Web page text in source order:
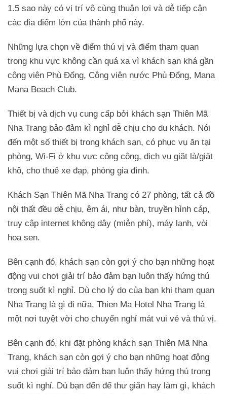
1.5 sao này có vị trí vô cùng thuận lợi và dễ tiếp cận
các địa điểm lớn của thành phố này.
Những lựa chọn về điểm thú vị và điểm tham quan
trong khu vực không cần quá xa vì khách sạn khá gần
công viên Phù Đổng, Công viên nước Phù Đổng, Mana
Mana Beach Club.
Thiết bị và dịch vụ cung cấp bởi khách sạn Thiên Mã
Nha Trang bảo đảm kì nghỉ dễ chịu cho du khách. Nói
đến một số thiết bị trong khách sạn, có phục vụ ăn tại
phòng, Wi-Fi ở khu vực công cộng, dịch vụ giặt là/giặt
khô, cho thuê xe đạp, phòng gia đình.
Khách Sạn Thiên Mã Nha Trang có 27 phòng, tất cả đồ
nội thất đều dễ chịu, êm ái, như bàn, truyền hình cáp,
truy cập internet không dây (miễn phí), máy lạnh, vòi
hoa sen.
Bên cạnh đó, khách sạn còn gợi ý cho bạn những hoạt
động vui chơi giải trí bảo đảm bạn luôn thấy hứng thú
trong suốt kì nghỉ. Dù cho lý do của bạn khi tham quan
Nha Trang là gì đi nữa, Thien Ma Hotel Nha Trang là
một nơi tuyệt vời cho chuyến nghỉ mát vui vẻ và thú vị.
Bên cạnh đó, khi đặt phòng khách sạn Thiên Mã Nha
Trang, khách sạn còn gợi ý cho bạn những hoạt động
vui chơi giải trí bảo đảm bạn luôn thấy hứng thú trong
suốt kì nghỉ. Dù bạn đến để thư giãn hay làm gì, khách